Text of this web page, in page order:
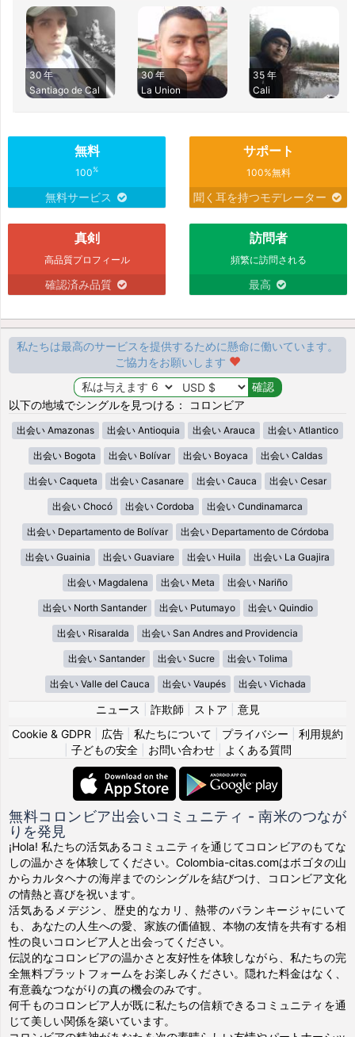
30 年
Santiago de Cal
30 年
La Union
35 年
Cali
無料
100%
無料サービス
サポート
100%無料
聞く耳を持つモデレーター
真剣
高品質プロフィール
確認済み品質
訪問者
頻繁に訪問される
最高
私たちは最高のサービスを提供するために懸命に働いています。
ご協力をお願いします
以下の地域でシングルを見つける： コロンビア
出会い Amazonas 出会い Antioquia 出会い Arauca 出会い Atlantico
出会い Bogota 出会い Bolívar 出会い Boyaca 出会い Caldas
出会い Caqueta 出会い Casanare 出会い Cauca 出会い Cesar
出会い Chocó 出会い Cordoba 出会い Cundinamarca
出会い Departamento de Bolívar 出会い Departamento de Córdoba
出会い Guainia 出会い Guaviare 出会い Huila 出会い La Guajira
出会い Magdalena 出会い Meta 出会い Nariño
出会い North Santander 出会い Putumayo 出会い Quindio
出会い Risaralda 出会い San Andres and Providencia
出会い Santander 出会い Sucre 出会い Tolima
出会い Valle del Cauca 出会い Vaupés 出会い Vichada
ニュース 詐欺師 ストア
意見
Cookie & GDPR
広告 私たちについて プライバシー
利用規約
子どもの安全| お問い合わせ| よくある質問
無料コロンビア出会いコミュニティ - 南米のつなが
りを発見
¡Hola! 私たちの活気あるコミュニティを通じてコロンビアのもてな
しの温かさを体験してください。Colombia-citas.comはボゴタの山
からカルタヘナの海岸までのシングルを結びつけ、コロンビア文化
の情熱と喜びを祝います。
活気あるメデジン、歴史的なカリ、熱帯のバランキージャにいて
も、あなたの人生への愛、家族の価値観、本物の友情を共有する相
性の良いコロンビア人と出会ってください。
伝説的なコロンビアの温かさと友好性を体験しながら、私たちの完
全無料プラットフォームをお楽しみください。隠れた料金はなく、
有意義なつながりの真の機会のみです。
何千ものコロンビア人が既に私たちの信頼できるコミュニティを通
じて美しい関係を築いています。